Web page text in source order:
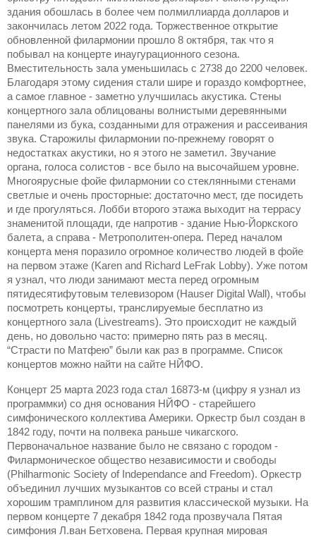
здания обошлась в более чем полмиллиарда долларов и
закончилась летом 2022 года. Торжественное открытие
обновленной филармонии прошло 8 октября, так что я
побывал на концерте инаугурационного сезона.
Вместительность зала уменьшилась с 2738 до 2200 человек.
Благодаря этому сидения стали шире и гораздо комфортнее,
а самое главное - заметно улучшилась акустика. Стены
концертного зала облицованы волнистыми деревянными
панелями из бука, созданными для отражения и рассеивания
звука. Старожилы филармонии по-прежнему говорят о
недостатках акустики, но я этого не заметил. Звучание
органа, голоса солистов - все было на высочайшем уровне.
Многоярусные фойе филармонии со стеклянными стенами
светлые и очень просторные: достаточно мест, где посидеть
и где прогуляться. Лобби второго этажа выходит на террасу
знаменитой площади, где напротив - здание Нью-Йоркского
балета, а справа - Метрополитен-опера. Перед началом
концерта меня поразило огромное количество людей в фойе
на первом этаже (Karen and Richard LeFrak Lobby). Уже потом
я узнал, что люди занимают места перед огромным
пятидесятифутовым телевизором (Hauser Digital Wall), чтобы
посмотреть концерты, транслируемые бесплатно из
концертного зала (Livestreams). Это происходит не каждый
день, но довольно часто: примерно пять раз в месяц.
“Страсти по Матфею” были как раз в программе. Список
концертов можно найти на сайте НЙФО.
Концерт 25 марта 2023 года стал 16873-м (цифру я узнал из
программки) со дня основания НЙФО - старейшего
симфонического коллектива Америки. Оркестр был создан в
1842 году, почти на полвека раньше чикагского.
Первоначальное название было не связано с городом -
Филармоническое общество независимости и свободы
(Philharmonic Society of Independance and Freedom). Оркестр
объединил лучших музыкантов со всей страны и стал
хорошим трамплином для развития классической музыки. На
первом концерте 7 декабря 1842 года прозвучала Пятая
симфония Л.ван Бетховена. Первая крупная мировая